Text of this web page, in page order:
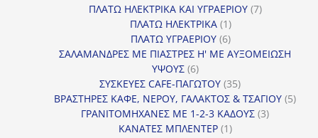
προϊόντα
ΠΛΑΤΩ ΗΛΕΚΤΡΙΚΑ ΚΑΙ ΥΓΡΑΕΡΙΟΥ 77
ΠΛΑΤΩ ΗΛΕΚΤΡΙΚΑ 11
προϊόν
ΠΛΑΤΩ ΥΓΡΑΕΡΙΟΥ 66
προϊόντα
ΣΑΛΑΜΑΝΔΡΕΣ ΜΕ ΠΙΑΣΤΡΕΣ Η' ΜΕ ΑΥΞΟΜΕΙΩΣΗ
ΥΨΟΥΣ 66
προϊόντα
ΣΥΣΚΕΥΕΣ CAFE-ΠΑΓΩΤΟΥ 3535
προϊόντα
ΒΡΑΣΤΗΡΕΣ ΚΑΦΕ, ΝΕΡΟΥ, ΓΑΛΑΚΤΟΣ & ΤΣΑΓΙΟΥ 55
ΓΡΑΝΙΤΟΜΗΧΑΝΕΣ ΜΕ 1-2-3 ΚΑΔΟΥΣ 33
ΚΑΝΑΤΕΣ ΜΠΛΕΝΤΕΡ 11